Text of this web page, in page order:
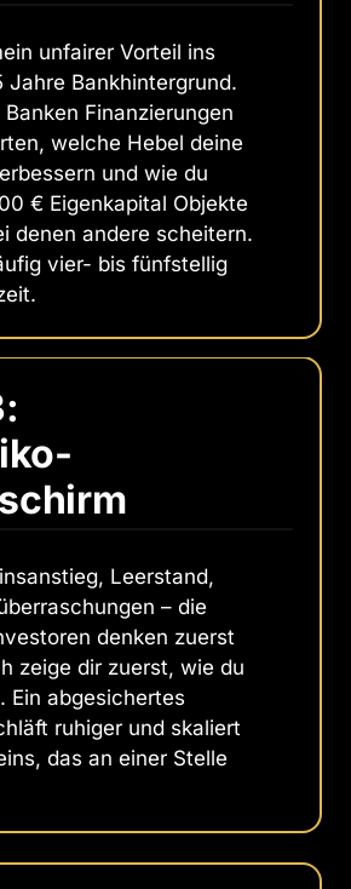
unfairer Vorteil ins
Jahre Bankhintergrund.
Finanzierungen
welche Hebel deine
und wie du
€ Eigenkapital Objekte
denen andere scheitern.
vier- bis fünfstellig
Leerstand,
– die
denken zuerst
zeige dir zuerst, wie du
Ein abgesichertes
ruhiger und skaliert
das an einer Stelle